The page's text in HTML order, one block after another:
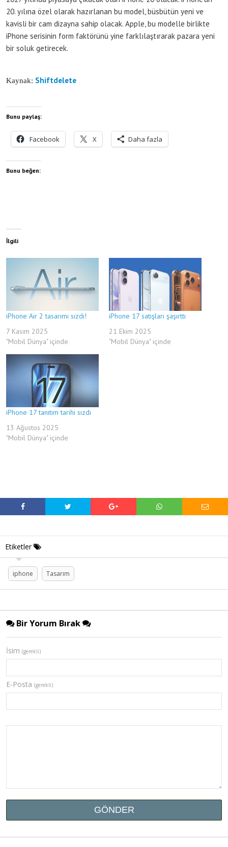
20. yılına özel olarak hazırlanan bu model, büsbütün yeni ve
kavisli bir cam dizayna sahip olacak. Apple, bu modelle birlikte
iPhone serisinin form faktörünü yine farklılaştırarak pazara yeni
bir soluk getirecek.
Kaynak: Shiftdelete
Bunu paylaş:
Facebook X Daha fazla
Bunu beğen:
İlgili
iPhone Air 2 tasarımı sızdı!
7 Kasım 2025
"Mobil Dünya" içinde
iPhone 17 satışları şaşırttı
21 Ekim 2025
"Mobil Dünya" içinde
iPhone 17 tanıtım tarihi sızdı
13 Ağustos 2025
"Mobil Dünya" içinde
Etiketler
iphone Tasarım
Bir Yorum Bırak
İsim (gerekli)
E-Posta (gerekli)